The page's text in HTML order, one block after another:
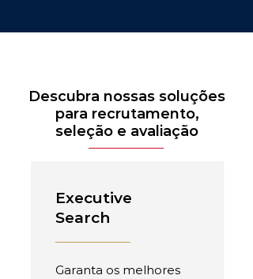
Descubra nossas soluções
para recrutamento,
seleção e avaliação
Executive
Search
Garanta os melhores